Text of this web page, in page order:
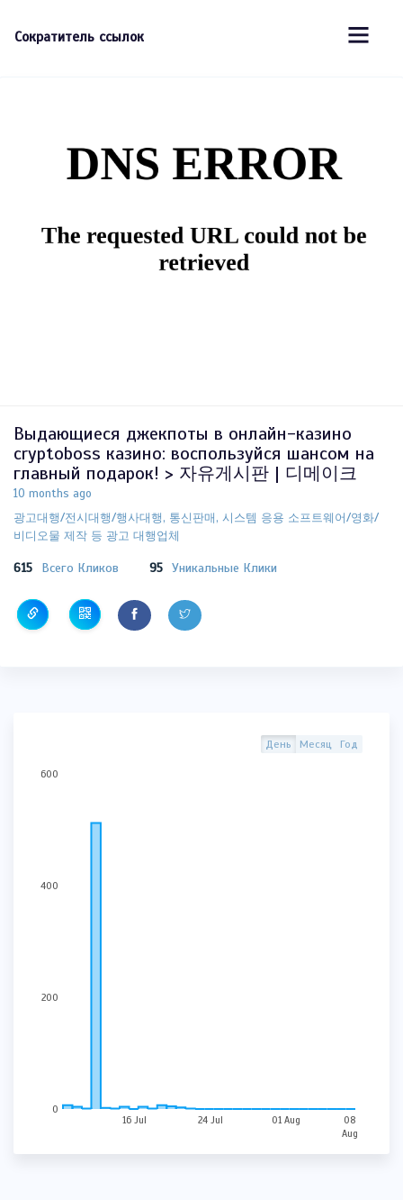
Сократитель ссылок
Выдающиеся джекпоты в онлайн-казино
cryptoboss казино: воспользуйся шансом на
главный подарок! > 자유게시판 | 디메이크
10 months ago
광고대행/전시대행/행사대행, 통신판매, 시스템 응용 소프트웨어/영화/
비디오물 제작 등 광고 대행업체
615 Всего Кликов 95 Уникальные Клики
День Месяц Год
16 Jul 24 Jul 01 Aug
08
Aug
0
200
400
600